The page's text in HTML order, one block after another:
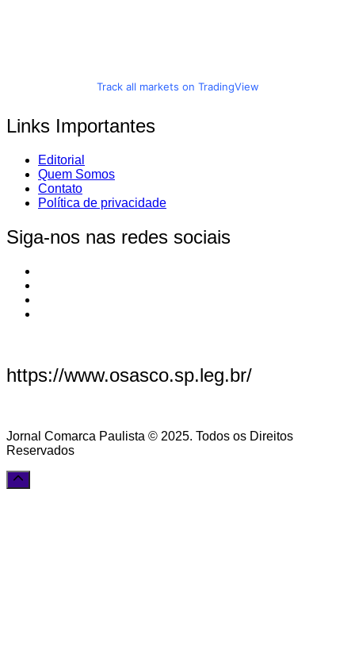
Track all markets on TradingView
Links Importantes
Editorial
Quem Somos
Contato
Política de privacidade
Siga-nos nas redes sociais
https://www.osasco.sp.leg.br/
Jornal Comarca Paulista © 2025. Todos os Direitos
Reservados